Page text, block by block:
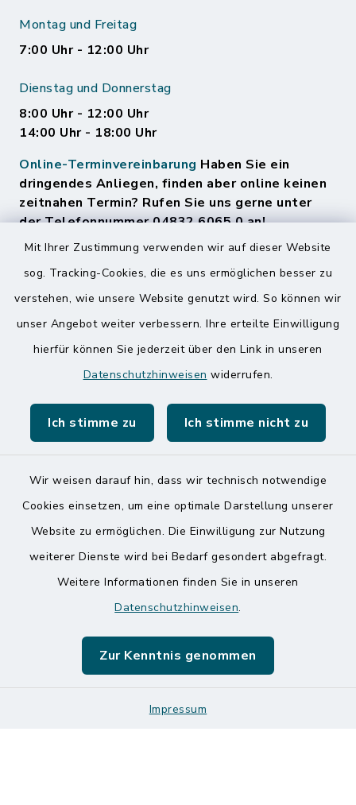
Mit Ihrer Zustimmung verwenden wir auf dieser Website
sog. Tracking-Cookies, die es uns ermöglichen besser zu
verstehen, wie unsere Website genutzt wird. So können wir
unser Angebot weiter verbessern. Ihre erteilte Einwilligung
hierfür können Sie jederzeit über den Link in unseren
Datenschutzhinweisen widerrufen.
Ich stimme zu Ich stimme nicht zu
Wir weisen darauf hin, dass wir technisch notwendige
Cookies einsetzen, um eine optimale Darstellung unserer
Website zu ermöglichen. Die Einwilligung zur Nutzung
weiterer Dienste wird bei Bedarf gesondert abgefragt.
Weitere Informationen finden Sie in unseren
Datenschutzhinweisen.
Zur Kenntnis genommen
Impressum
Montag und Freitag
7:00 Uhr - 12:00 Uhr
Dienstag und Donnerstag
8:00 Uhr - 12:00 Uhr
14:00 Uhr - 18:00 Uhr
Online-Terminvereinbarung Haben Sie ein
dringendes Anliegen, finden aber online keinen
zeitnahen Termin? Rufen Sie uns gerne unter
der Telefonnummer 04832 6065 0 an!
Quicklinks
Amt Mitteldithmarschen
Speicherkoog Meldorfer Koog
Kontakt
Datenschutz
Logos und Designmanual